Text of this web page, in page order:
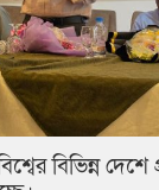
বিভিন্ন